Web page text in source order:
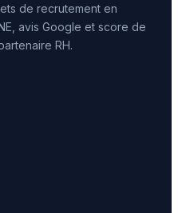
de recrutement en
avis Google et score de
RH.